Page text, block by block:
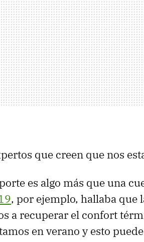
que creen que nos
es algo más que una
, por ejemplo, hallaba que
a recuperar el confort
en verano y esto